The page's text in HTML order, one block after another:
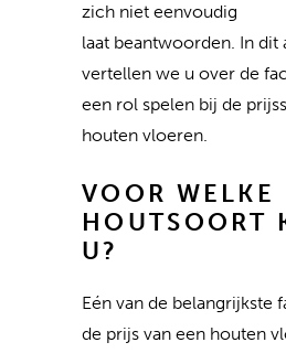
zich niet eenvoudig
laat beantwoorden. In dit
vertellen we u over de
een rol spelen bij de
houten vloeren.
VOOR WELKE
HOUTSOORT
U?
Eén van de belangrijkste
de prijs van een houten